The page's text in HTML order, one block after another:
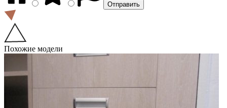
Похожие модели